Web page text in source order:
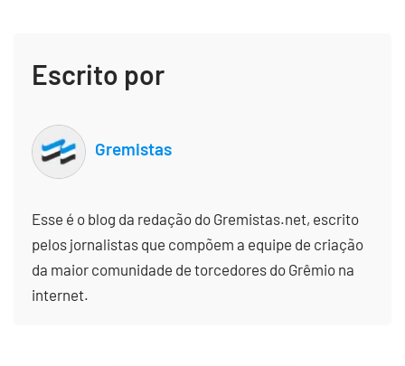
Escrito por
Gremistas
Esse é o blog da redação do Gremistas.net, escrito
pelos jornalistas que compõem a equipe de criação
da maior comunidade de torcedores do Grêmio na
internet.